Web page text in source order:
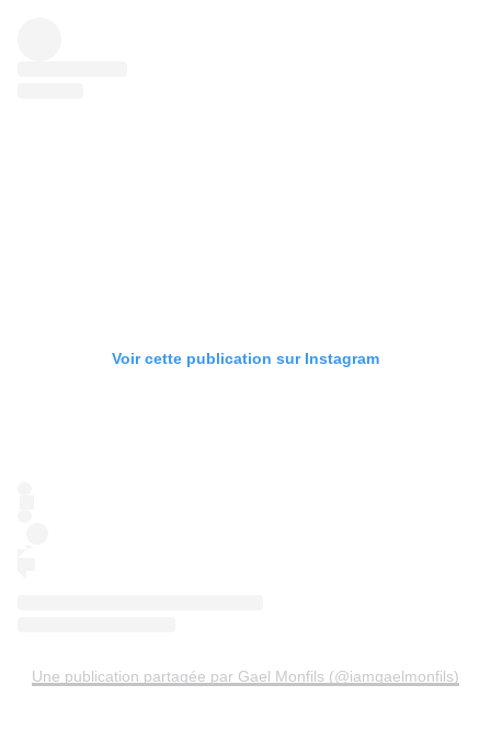
Voir cette publication sur Instagram
Une publication partagée par Gael Monfils (@iamgaelmonfils)